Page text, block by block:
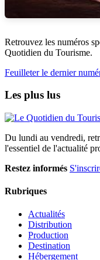
Retrouvez les numéros
Quotidien du Tourisme.
Feuilleter le dernier
Les plus lus
Du lundi au vendredi,
l'essentiel de l'actualité
Restez informés
Rubriques
Actualités
Distribution
Production
Destination
Hébergement